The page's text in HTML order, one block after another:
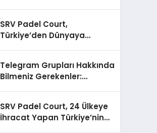
SRV Padel Court,
Türkiye’den Dünyaya
Telegram Grupları Hakkında
Bilmeniz Gerekenler:
SRV Padel Court, 24 Ülkeye
İhracat Yapan Türkiye’nin